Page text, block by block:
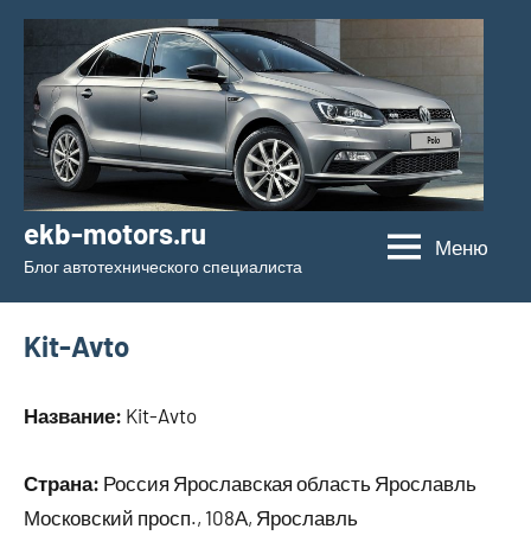
Перейти
содержимому
ekb-motors.ru
Блог автотехнического специалиста
Меню
Kit-Avto
Название: Kit-Avto
Страна: Россия Ярославская область Ярославль
Московский просп., 108А, Ярославль